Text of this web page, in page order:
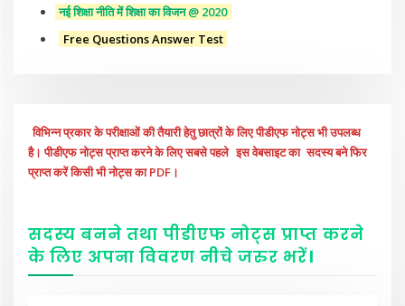
नई शिक्षा नीति में शिक्षा का विजन @ 2020
Free Questions Answer Test
विभिन्न प्रकार के परीक्षाओं की तैयारी हेतु छात्रों के लिए पीडीएफ नोट्स भी उपलब्ध
है। पीडीएफ नोट्स प्राप्त करने के लिए सबसे पहले इस वेबसाइट का सदस्य बने फिर
प्राप्त करें किसी भी नोट्स का PDF।
सदस्य बनने तथा पीडीएफ नोट्स प्राप्त करने
के लिए अपना विवरण नीचेजरुर भरें।